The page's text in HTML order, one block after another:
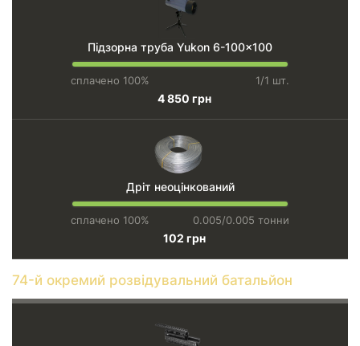
Підзорна труба Yukon 6-100x100
сплачено 100% 1/1 шт.
4 850 грн
Дріт неоцінкований
сплачено 100% 0.005/0.005 тонни
102 грн
74-й окремий розвідувальний батальйон